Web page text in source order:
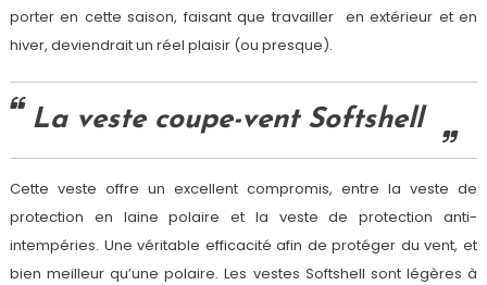
porter en cette saison, faisant que travailler en extérieur et en
hiver, deviendrait un réel plaisir (ou presque).
La veste coupe-vent Softshell
Cette veste offre un excellent compromis, entre la veste de
protection en laine polaire et la veste de protection anti-
intempéries. Une véritable efficacité afin de protéger du vent, et
bien meilleur qu’une polaire. Les vestes Softshell sont légères à